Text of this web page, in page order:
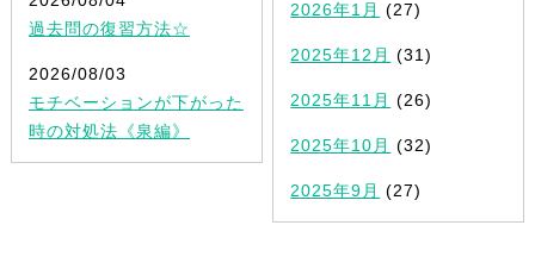
過去問の復習方法☆
2026/08/03
モチベーションが下がった
時の対処法《泉編》
2026年1月 (27)
2025年12月 (31)
2025年11月 (26)
2025年10月 (32)
2025年9月 (27)